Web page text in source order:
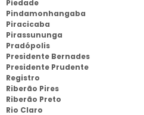
Piedade
Pindamonhangaba
Piracicaba
Pirassununga
Pradópolis
Presidente Bernades
Presidente Prudente
Registro
Riberão Pires
Riberão Preto
Rio Claro